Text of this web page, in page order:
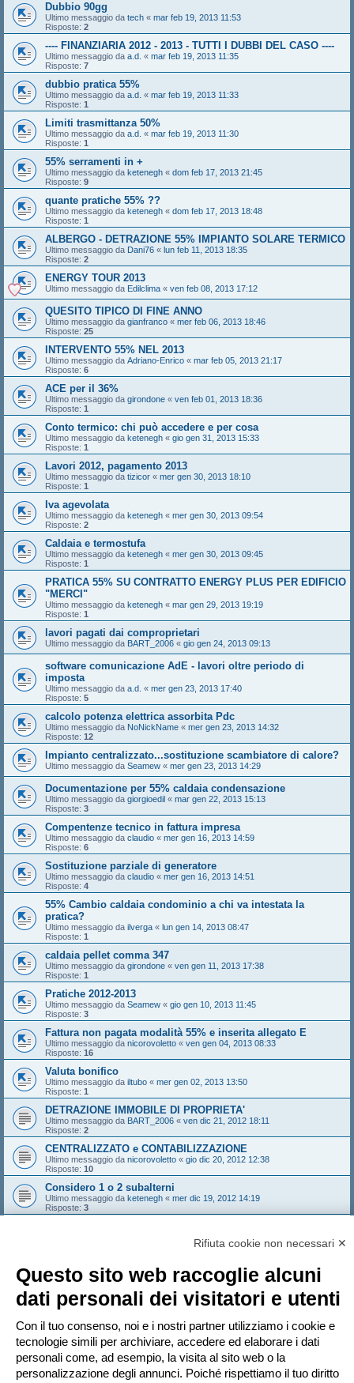
Dubbio 90gg
Ultimo messaggio da tech « mar feb 19, 2013 11:53
Risposte: 2
---- FINANZIARIA 2012 - 2013 - TUTTI I DUBBI DEL CASO ----
Ultimo messaggio da a.d. « mar feb 19, 2013 11:35
Risposte: 7
dubbio pratica 55%
Ultimo messaggio da a.d. « mar feb 19, 2013 11:33
Risposte: 1
Limiti trasmittanza 50%
Ultimo messaggio da a.d. « mar feb 19, 2013 11:30
Risposte: 1
55% serramenti in +
Ultimo messaggio da ketenegh « dom feb 17, 2013 21:45
Risposte: 9
quante pratiche 55% ??
Ultimo messaggio da ketenegh « dom feb 17, 2013 18:48
Risposte: 1
ALBERGO - DETRAZIONE 55% IMPIANTO SOLARE TERMICO
Ultimo messaggio da Dani76 « lun feb 11, 2013 18:35
Risposte: 2
ENERGY TOUR 2013
Ultimo messaggio da Edilclima « ven feb 08, 2013 17:12
QUESITO TIPICO DI FINE ANNO
Ultimo messaggio da gianfranco « mer feb 06, 2013 18:46
Risposte: 25
INTERVENTO 55% NEL 2013
Ultimo messaggio da Adriano-Enrico « mar feb 05, 2013 21:17
Risposte: 6
ACE per il 36%
Ultimo messaggio da girondone « ven feb 01, 2013 18:36
Risposte: 1
Conto termico: chi può accedere e per cosa
Ultimo messaggio da ketenegh « gio gen 31, 2013 15:33
Risposte: 1
Lavori 2012, pagamento 2013
Ultimo messaggio da tizicor « mer gen 30, 2013 18:10
Risposte: 1
Iva agevolata
Ultimo messaggio da ketenegh « mer gen 30, 2013 09:54
Risposte: 2
Caldaia e termostufa
Ultimo messaggio da ketenegh « mer gen 30, 2013 09:45
Risposte: 1
PRATICA 55% SU CONTRATTO ENERGY PLUS PER EDIFICIO
"MERCI"
Ultimo messaggio da ketenegh « mar gen 29, 2013 19:19
Risposte: 1
lavori pagati dai comproprietari
Ultimo messaggio da BART_2006 « gio gen 24, 2013 09:13
software comunicazione AdE - lavori oltre periodo di
imposta
Ultimo messaggio da a.d. « mer gen 23, 2013 17:40
Risposte: 5
calcolo potenza elettrica assorbita Pdc
Ultimo messaggio da NoNickName « mer gen 23, 2013 14:32
Risposte: 12
Impianto centralizzato...sostituzione scambiatore di calore?
Ultimo messaggio da Seamew « mer gen 23, 2013 14:29
Documentazione per 55% caldaia condensazione
Ultimo messaggio da giorgioedil « mar gen 22, 2013 15:13
Risposte: 3
Compentenze tecnico in fattura impresa
Ultimo messaggio da claudio « mer gen 16, 2013 14:59
Risposte: 6
Sostituzione parziale di generatore
Ultimo messaggio da claudio « mer gen 16, 2013 14:51
Risposte: 4
55% Cambio caldaia condominio a chi va intestata la
pratica?
Ultimo messaggio da ilverga « lun gen 14, 2013 08:47
Risposte: 1
caldaia pellet comma 347
Ultimo messaggio da girondone « ven gen 11, 2013 17:38
Risposte: 1
Pratiche 2012-2013
Ultimo messaggio da Seamew « gio gen 10, 2013 11:45
Risposte: 3
Fattura non pagata modalità 55% e inserita allegato E
Ultimo messaggio da nicorovoletto « ven gen 04, 2013 08:33
Risposte: 16
Valuta bonifico
Ultimo messaggio da iltubo « mer gen 02, 2013 13:50
Risposte: 1
DETRAZIONE IMMOBILE DI PROPRIETA'
Ultimo messaggio da BART_2006 « ven dic 21, 2012 18:11
Risposte: 2
CENTRALIZZATO e CONTABILIZZAZIONE
Ultimo messaggio da nicorovoletto « gio dic 20, 2012 12:38
Risposte: 10
Considero 1 o 2 subalterni
Ultimo messaggio da ketenegh « mer dic 19, 2012 14:19
Risposte: 3
sab dic 15, 2012 11:42
Bloccato
Pagina 1 di23
1 2 3 4 5 … 23 Prossimo
Vai a
PERMESSI FORUM
Non puoiaprire nuovi argomenti
Rifiuta cookie non necessari ✕
Questo sito web raccoglie alcuni
dati personali dei visitatori e utenti
Con il tuo consenso, noi e i nostri partner utilizziamo i cookie e
tecnologie simili per archiviare, accedere ed elaborare i dati
personali come, ad esempio, la visita al sito web o la
personalizzazione degli annunci. Poiché rispettiamo il tuo diritto